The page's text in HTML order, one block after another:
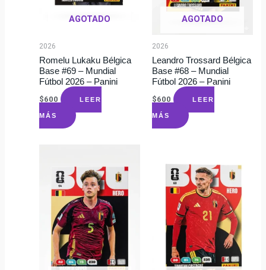
AGOTADO
2026
Romelu Lukaku Bélgica
Base #69 – Mundial
Fútbol 2026 – Panini
$600 LEER
MÁS
AGOTADO
2026
Leandro Trossard Bélgica
Base #68 – Mundial
Fútbol 2026 – Panini
$600 LEER
MÁS